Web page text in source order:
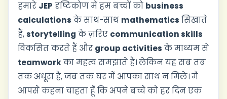
हमारे JEP दृष्टिकोण में हम बच्चों को business
calculations के साथ-साथ mathematics सिखाते
हैं,storytelling के ज़रिए communication skills
विकसित करते हैं और group activities के माध्यम से
teamworkका महत्व समझाते हैं। लेकिन यह सब तब
तक अधूरा है, जब तक घर में आपका साथ न मिले। मैं
आपसे कहना चाहता हूँ कि अपने बच्चे को हर दिन एक